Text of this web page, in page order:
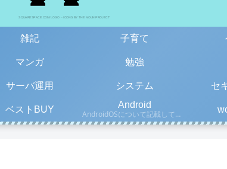
雑記 子育て
マンガ 勉強
サーバ運用 システム セ
ベストBUY
Android
AndroidOSについて記載しています。古い情報もあるので、更新日を確認して下さい。